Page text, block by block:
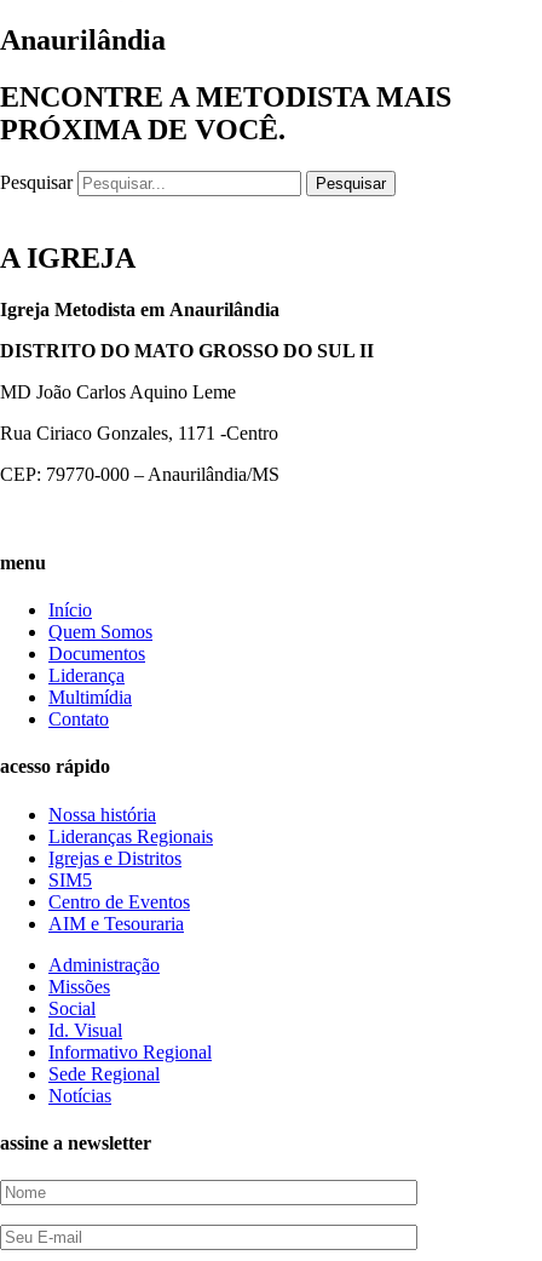
Anaurilândia
ENCONTRE A METODISTA MAIS
PRÓXIMA DE VOCÊ.
Pesquisar Pesquisar
A IGREJA
Igreja Metodista em Anaurilândia
DISTRITO DO MATO GROSSO DO SUL II
MD João Carlos Aquino Leme
Rua Ciriaco Gonzales, 1171 -Centro
CEP: 79770-000 – Anaurilândia/MS
menu
Início
Quem Somos
Documentos
Liderança
Multimídia
Contato
acesso rápido
Nossa história
Lideranças Regionais
Igrejas e Distritos
SIM5
Centro de Eventos
AIM e Tesouraria
Administração
Missões
Social
Id. Visual
Informativo Regional
Sede Regional
Notícias
assine a newsletter